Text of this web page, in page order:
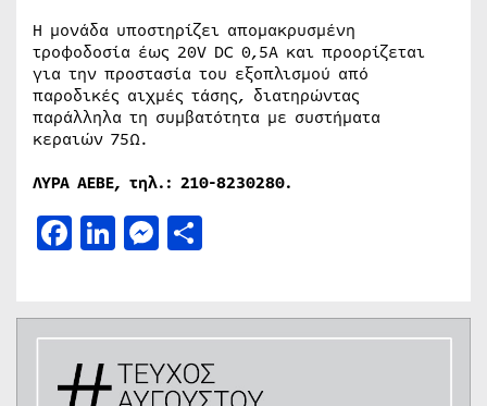
Η μονάδα υποστηρίζει απομακρυσμένη
τροφοδοσία έως 20V DC 0,5A και προορίζεται
για την προστασία του εξοπλισμού από
παροδικές αιχμές τάσης, διατηρώντας
παράλληλα τη συμβατότητα με συστήματα
κεραιών 75Ω.
ΛΥΡΑ ΑΕΒΕ, τηλ.: 210-8230280.
Facebook
LinkedIn
Messenger